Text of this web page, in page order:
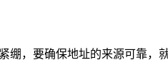
绷，要确保地址的来源可靠，